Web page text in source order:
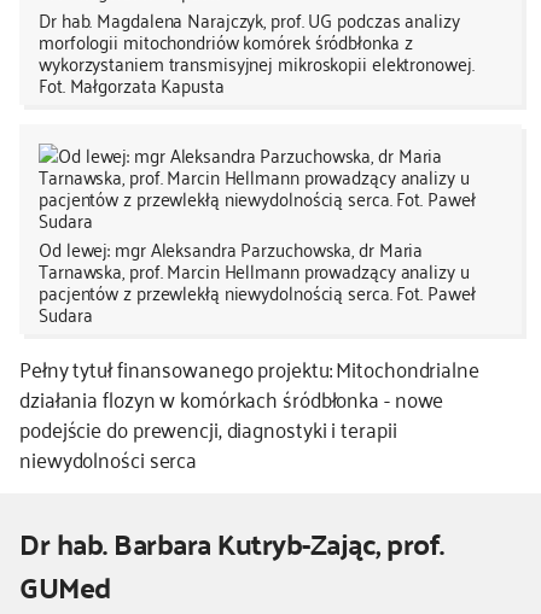
Dr hab. Magdalena Narajczyk, prof. UG podczas analizy
morfologii mitochondriów komórek śródbłonka z
wykorzystaniem transmisyjnej mikroskopii elektronowej.
Fot. Małgorzata Kapusta
Od lewej: mgr Aleksandra Parzuchowska, dr Maria
Tarnawska, prof. Marcin Hellmann prowadzący analizy u
pacjentów z przewlekłą niewydolnością serca. Fot. Paweł
Sudara
Pełny tytuł finansowanego projektu: Mitochondrialne
działania flozyn w komórkach śródbłonka - nowe
podejście do prewencji, diagnostyki i terapii
niewydolności serca
Dr hab. Barbara Kutryb-Zając, prof.
GUMed